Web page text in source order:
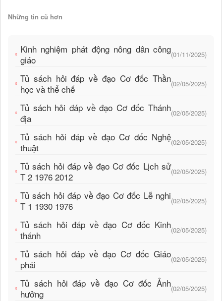
Những tin cũ hơn
Kinh nghiệm phát động nông dân công
giáo
(01/11/2025)
Tủ sách hỏi đáp về đạo Cơ đốc Thần
học và thể chế
(02/05/2025)
Tủ sách hỏi đáp về đạo Cơ đốc Thánh
địa
(02/05/2025)
Tủ sách hỏi đáp về đạo Cơ đốc Nghệ
thuật
(02/05/2025)
Tủ sách hỏi đáp về đạo Cơ đốc Lịch sử
T 2 1976 2012
(02/05/2025)
Tủ sách hỏi đáp về đạo Cơ đốc Lễ nghi
T 1 1930 1976
(02/05/2025)
Tủ sách hỏi đáp về đạo Cơ đốc Kinh
thánh
(02/05/2025)
Tủ sách hỏi đáp về đạo Cơ đốc Giáo
phái
(02/05/2025)
Tủ sách hỏi đáp về đạo Cơ đốc Ảnh
hưởng
(02/05/2025)